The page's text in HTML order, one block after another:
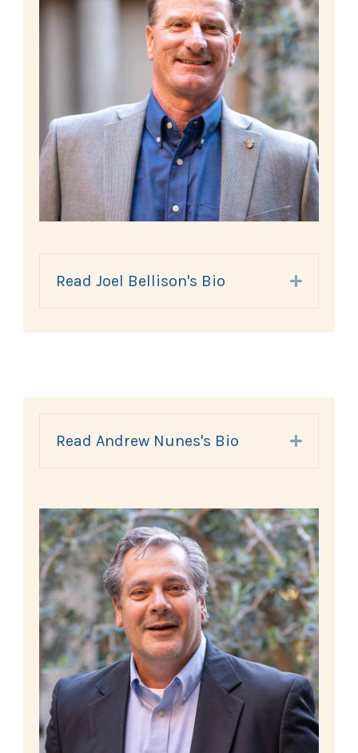
Read Joel Bellison's Bio Expand
Read Andrew Nunes's Bio Expand